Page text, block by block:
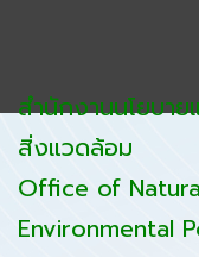
สำนักงานนโยบาย
สิ่งแวดล้อม
Office of
Environmental